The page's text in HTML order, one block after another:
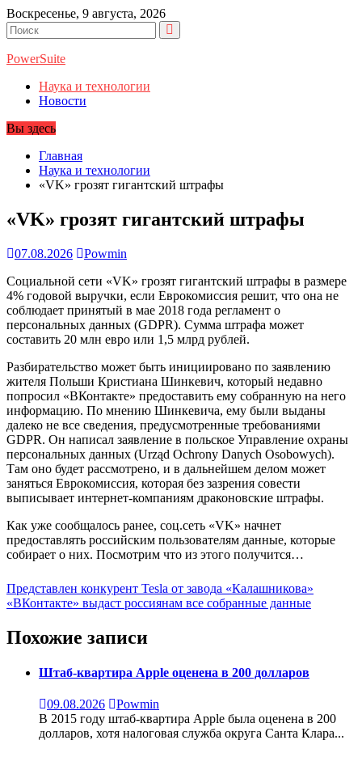
Перейти
к
содержимому
Воскресенье, 9 августа, 2026
PowerSuite
Наука и технологии
Новости
Вы здесь
Главная
Наука и технологии
«VK» грозят гигантский штрафы
«VK» грозят гигантский штрафы
07.08.2026
Powmin
Социальной сети «VK» грозят гигантский штрафы в размере
4% годовой выручки, если Еврокомиссия решит, что она не
соблюдает принятый в мае 2018 года регламент о
персональных данных (GDPR). Сумма штрафа может
составить 20 млн евро или 1,5 млрд рублей.
Разбирательство может быть инициировано по заявлению
жителя Польши Кристиана Шинкевич, который недавно
попросил «ВКонтакте» предоставить ему собранную на него
информацию. По мнению Шинкевича, ему были выданы
далеко не все сведения, предусмотренные требованиями
GDPR. Он написал заявление в польское Управление охраны
персональных данных (Urząd Ochrony Danych Osobowych).
Там оно будет рассмотрено, и в дальнейшем делом может
заняться Еврокомиссия, которая без зазрения совести
выписывает интернет-компаниям драконовские штрафы.
Как уже сообщалось ранее, соц.сеть «VK» начнет
предоставлять российским пользователям данные, которые
собирает о них. Посмотрим что из этого получится…
Навигация
по
записям
Представлен конкурент Tesla от завода «Калашникова»
«ВКонтакте» выдаст россиянам все собранные данные
Похожие записи
Штаб-квартира Apple оценена в 200 долларов
09.08.2026
Powmin
В 2015 году штаб-квартира Apple была оценена в 200
долларов, хотя налоговая служба округа Санта Клара...